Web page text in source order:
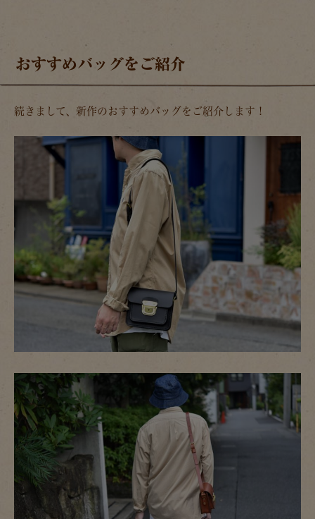
おすすめバッグをご紹介
続きまして、新作のおすすめバッグをご紹介します！